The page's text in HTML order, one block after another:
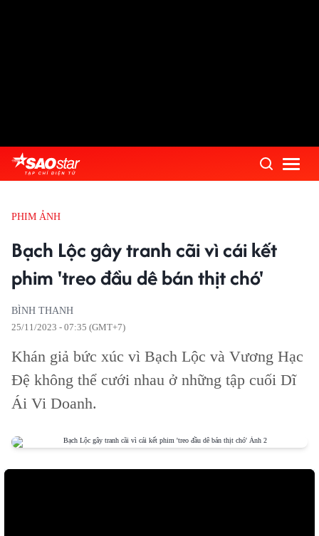
PHIM ẢNH
Bạch Lộc gây tranh cãi vì cái kết
phim 'treo đầu dê bán thịt chó'
BÌNH THANH
25/11/2023 - 07:35 (GMT+7)
Khán giả bức xúc vì Bạch Lộc và Vương Hạc
Đệ không thể cưới nhau ở những tập cuối Dĩ
Ái Vi Doanh.